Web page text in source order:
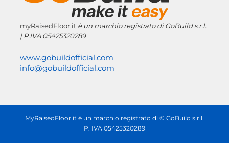
myRaisedFloor.it è un marchio registratodi GoBuild s.r.l.
| P.IVA 05425320289
www.gobuildofficial.com
info@gobuildofficial.com
MyRaisedFloor.it è un marchio registrato di © GoBuild s.r.l.
P. IVA 05425320289